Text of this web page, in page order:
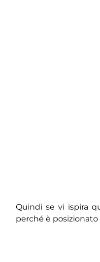
Quindi se vi ispira
perché è posizionato